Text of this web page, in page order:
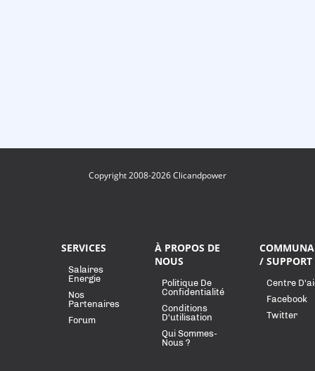
Copyright 2008-2026 Clicandpower
SERVICES
Salaires
Energie
Nos
Partenaires
Forum
À PROPOS DE
NOUS
Politique De
Confidentialité
Conditions
D'utilisation
Qui Sommes-
Nous ?
/ SUPPORT
Centre
Facebook
Twitter